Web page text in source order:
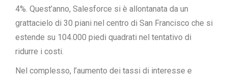
4%. Quest’anno, Salesforce si è allontanata da un
grattacielo di 30 piani nel centro di San Francisco che si
estende su 104.000 piedi quadrati nel tentativo di
ridurre i costi.
Nel complesso, l’aumento dei tassi di interesse e